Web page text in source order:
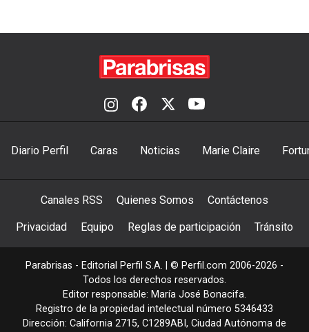
Diario Perfil Caras Noticias Marie Claire
Canales RSS Quienes Somos Contáctenos
Privacidad Equipo Reglas de participación Tránsito
Parabrisas - Editorial Perfil S.A. | © Perfil.com 2006-2026 -
Todos los derechos reservados.
Editor responsable: María José Bonacifa.
Registro de la propiedad intelectual número 5346433
Dirección: California 2715, C1289ABI , Ciudad Autónoma de